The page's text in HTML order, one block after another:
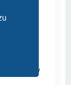
produced